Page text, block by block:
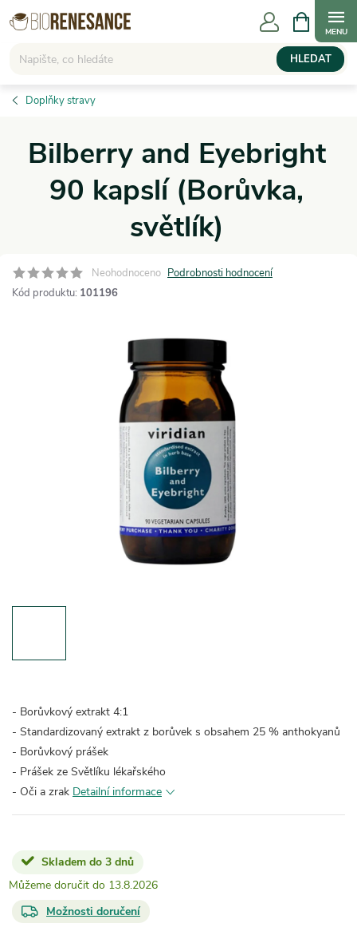
Přejít
na
HLEDAT
NÁKUPNÍ
KOŠÍK
Doplňky stravy
Bilberry and Eyebright
90 kapslí (Borůvka,
světlík)
Neohodnoceno Podrobnosti hodnocení
Kód produktu: 101196
- Borůvkový extrakt 4:1
- Standardizovaný extrakt z borůvek s obsahem 25 % anthokyanů
- Borůvkový prášek
- Prášek ze Světlíku lékařského
- Oči a zrak Detailní informace
Skladem do 3 dnů
13.8.2026
Možnosti doručení